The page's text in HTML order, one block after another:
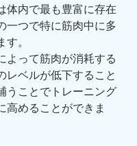
体内で最も豊富に存在
一つで特に筋肉中に多
。
よって筋肉が消耗する
レベルが低下すること
うことでトレーニング
高めることができま